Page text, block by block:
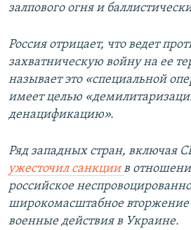
залпового огня и
Россия отрицает, что ведет
захватническую войну на ее
называет это «специальной
имеет целью
денацификацию».
Ряд западных стран, включая
ужесточил санкциив
российское
широкомасштабное вторжение
военные действия в Украине.